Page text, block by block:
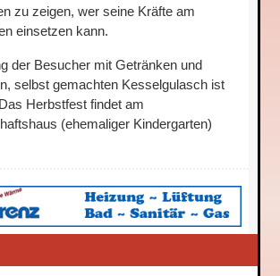
zu zeigen, wer seine Kräfte am
einsetzen kann.
der Besucher mit Getränken und
selbst gemachten Kesselgulasch ist
Herbstfest findet am
(ehemaliger Kindergarten)